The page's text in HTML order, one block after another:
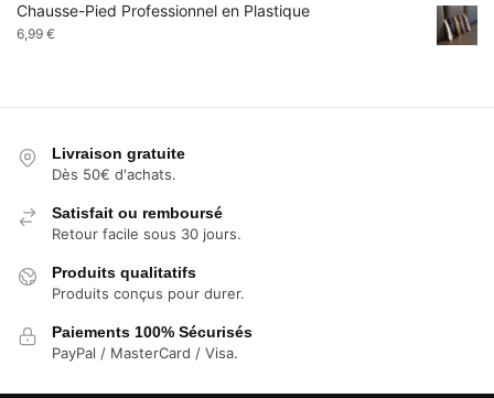
9,99 €
Chausse-Pied Professionnel en Plastique
6,99 €
Livraison gratuite
Dès 50€ d'achats.
Satisfait ou remboursé
Retour facile sous 30 jours.
Produits qualitatifs
Produits conçus pour durer.
Paiements 100% Sécurisés
PayPal / MasterCard / Visa.